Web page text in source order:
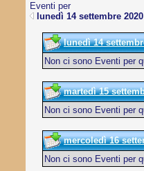
Eventi per
lunedì 14 settembre
lunedì 14
Non ci sono Eventi per
martedì 15
Non ci sono Eventi per
mercoledì 16
Non ci sono Eventi per